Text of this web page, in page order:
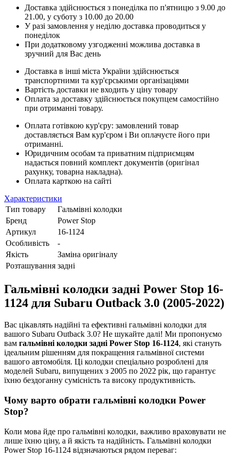
Доставка здійснюється з понеділка по п'ятницю з 9.00 до
21.00, у суботу з 10.00 до 20.00
У разі замовлення у неділю доставка проводиться у
понеділок
При додатковому узгодженні можлива доставка в
зручний для Вас день
Доставка в інші міста України здійснюється
транспортними та кур'єрськими організаціями
Вартість доставки не входить у ціну товару
Оплата за доставку здійснюється покупцем самостійно
при отриманні товару.
Оплата готівкою кур'єру: замовлений товар
доставляється Вам кур'єром і Ви оплачуєте його при
отриманні.
Юридичним особам та приватним підприємцям
надається повний комплект документів (оригінал
рахунку, товарна накладна).
Оплата карткою на сайті
Характеристики
Тип товару
Гальмівні колодки
Бренд
Power Stop
Артикул
16-1124
Особливість
-
Якість
Заміна оригіналу
Розташування задні
Гальмівні колодки задні Power Stop 16-
1124 для Subaru Outback 3.0 (2005-2022)
Вас цікавлять надійні та ефективні гальмівні колодки для
вашого Subaru Outback 3.0? Не шукайте далі! Ми пропонуємо
вам гальмівні колодки задні Power Stop 16-1124, які стануть
ідеальним рішенням для покращення гальмівної системи
вашого автомобіля. Ці колодки спеціально розроблені для
моделей Subaru, випущених з 2005 по 2022 рік, що гарантує
їхню бездоганну сумісність та високу продуктивність.
Чому варто обрати гальмівні колодки Power
Stop?
Коли мова йде про гальмівні колодки, важливо враховувати не
лише їхню ціну, а й якість та надійність. Гальмівні колодки
Power Stop 16-1124 відзначаються рядом переваг: